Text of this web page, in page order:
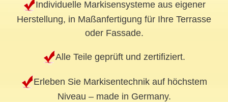
Individuelle Markisensysteme aus eigener
Herstellung, in Maßanfertigung für Ihre Terrasse
oder Fassade.
Alle Teile geprüft und zertifiziert.
Erleben Sie Markisentechnik auf höchstem
Niveau – made in Germany.